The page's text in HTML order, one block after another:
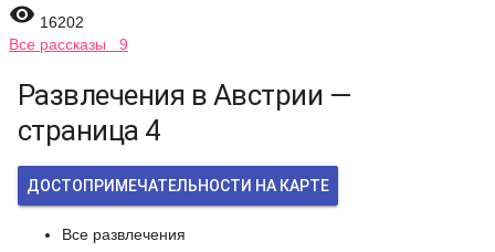
 16202
Все рассказы 9
Развлечения в Австрии —
страница 4
ДОСТОПРИМЕЧАТЕЛЬНОСТИ НА КАРТЕ
Все развлечения